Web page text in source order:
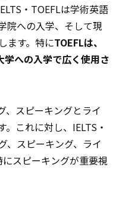
・TOEFLは学術英語
院への入学、そして現
ます。特にTOEFLは、
への入学で広く使用さ
、スピーキングとライ
これに対し、IELTS・
、スピーキング、ライ
スピーキングが重要視